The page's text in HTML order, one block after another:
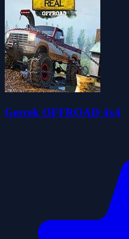
Gerçek OFFROAD 4x4